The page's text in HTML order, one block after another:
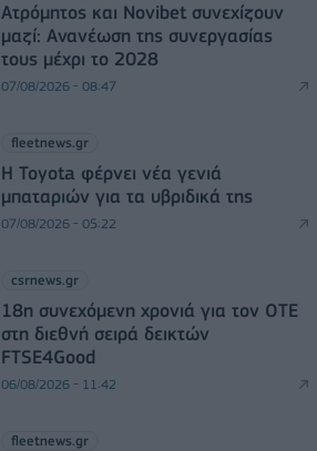
Ατρόμητος και Novibet συνεχίζουν
μαζί: Ανανέωση της συνεργασίας
τους μέχρι το 2028
07/08/2026 - 08:47
fleetnews.gr
Η Toyota φέρνει νέα γενιά
μπαταριών για τα υβριδικά της
07/08/2026 - 05:22
csrnews.gr
18η συνεχόμενη χρονιά για τον ΟΤΕ
στη διεθνή σειρά δεικτών
FTSE4Good
06/08/2026 - 11:42
fleetnews.gr